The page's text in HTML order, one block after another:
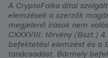
A CryptoFalka által
elemzések a szerzők
megjelenő írások nem
CXXXVIII. törvény (Bszt.)
befektetési elemzést és a
tanácsadást. Bármely